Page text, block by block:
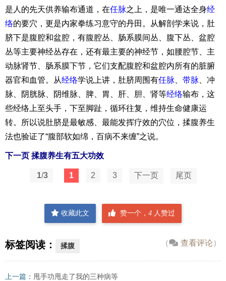
是人的先天供养输布通道，在任脉之上，是唯一通达全身经
络的要穴，更是内家拳练习意守的丹田。从解剖学来说，肚
脐下是腹腔和盆腔，有腹腔丛、肠系膜间丛、腹下丛、盆腔
丛等主要神经丛存在，还有最主要的神经节，如腰腔节、主
动脉肾节、肠系膜下节，它们支配腹腔和盆腔内所有的脏腑
器官和血管。从经络学说上讲，肚脐周围有任脉 带脉 、冲
脉、阴胱脉、阴维脉、脾、胃、肝、胆、肾等经络输布，这
些经络上至头手，下至脚趾，循环往复，维持生命健康运
转。所以说肚脐是最敏感、最能发挥疗效的穴位，揉腹养生
法也验证了“腹部软如绵，百病不来缠”之说。
下一页 揉腹养生有五大功效
1/3 1 2 3 下一页 尾页
收藏此文 赞一个，4 人赞过
（ 查看评论）
标签阅读： 揉腹
上一篇： 甩手功甩走了我的三种病等